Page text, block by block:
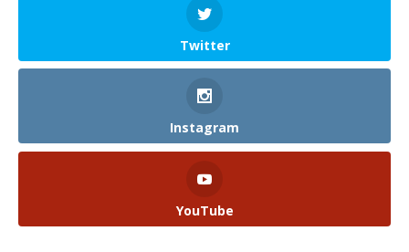
Twitter
Instagram
YouTube